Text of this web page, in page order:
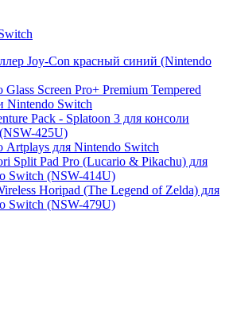
Joy-Con красный синий (Nintendo
Screen Pro+ Premium Tempered
Nintendo Switch
Pack - Splatoon 3 для консоли
425U)
Artplays для Nintendo Switch
Split Pad Pro (Lucario & Pikachu) для
Switch (NSW-414U)
Horipad (The Legend of Zelda) для
Switch (NSW-479U)